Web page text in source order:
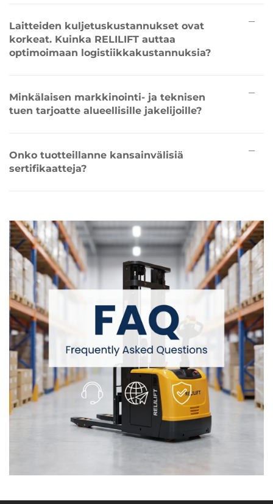
Laitteiden kuljetuskustannukset ovat
korkeat. Kuinka RELILIFT auttaa
optimoimaan logistiikkakustannuksia?
Minkälaisen markkinointi- ja teknisen
tuen tarjoatte alueellisille jakelijoille?
Onko tuotteillanne kansainvälisiä
sertifikaatteja?